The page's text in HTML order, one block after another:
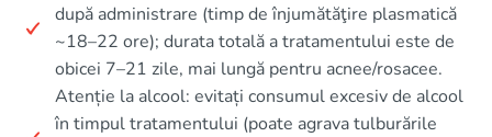
după administrare (timp de înjumătăţire plasma­tică
~18–22 ore); durata totală a tratamentului este de
obicei 7–21 zile, mai lungă pentru acnee/rosacee.
Atenție la alcool: evitați consumul excesiv de alcool
în timpul tratamentului (poate agrava tulburările